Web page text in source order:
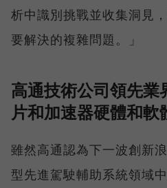
析中識別挑戰並收集洞見
要解決的複雜問題。」
高通技術公司領先業
片和加速器硬體和軟
雖然高通認為下一波創新
型先進駕駛輔助系統領域